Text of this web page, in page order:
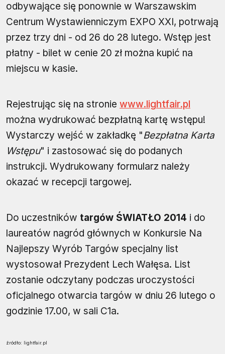
odbywające się ponownie w Warszawskim
Centrum Wystawienniczym EXPO XXI, potrwają
przez trzy dni - od 26 do 28 lutego. Wstęp jest
płatny - bilet w cenie 20 zł można kupić na
miejscu w kasie.
Rejestrując się na stronie www.lightfair.pl
można wydrukować bezpłatną kartę wstępu!
Wystarczy wejść w zakładkę "Bezpłatna Karta
Wstępu" i zastosować się do podanych
instrukcji. Wydrukowany formularz należy
okazać w recepcji targowej.
Do uczestników targów ŚWIATŁO 2014 i do
laureatów nagród głównych w Konkursie Na
Najlepszy Wyrób Targów specjalny list
wystosował Prezydent Lech Wałęsa. List
zostanie odczytany podczas uroczystości
oficjalnego otwarcia targów w dniu 26 lutego o
godzinie 17.00, w sali C1a.
źródło: lightfair.pl